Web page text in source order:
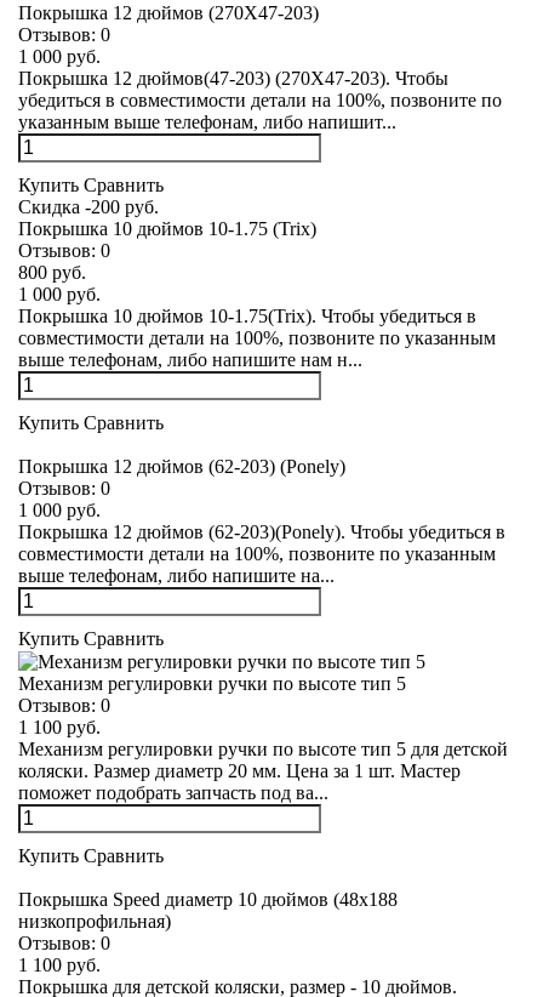
Покрышка 12 дюймов (270Х47-203)
Отзывов: 0
1 000 руб.
Покрышка 12 дюймов(47-203) (270Х47-203). Чтобы
убедиться в совместимости детали на 100%, позвоните по
указанным выше телефонам, либо напишит...
Купить Сравнить
Скидка -200 руб.
Покрышка 10 дюймов 10-1.75 (Trix)
Отзывов: 0
800 руб.
1 000 руб.
Покрышка 10 дюймов 10-1.75(Trix). Чтобы убедиться в
совместимости детали на 100%, позвоните по указанным
выше телефонам, либо напишите нам н...
Купить Сравнить
Покрышка 12 дюймов (62-203) (Ponely)
Отзывов: 0
1 000 руб.
Покрышка 12 дюймов (62-203)(Ponely). Чтобы убедиться в
совместимости детали на 100%, позвоните по указанным
выше телефонам, либо напишите на...
Купить Сравнить
Механизм регулировки ручки по высоте тип 5
Отзывов: 0
1 100 руб.
Механизм регулировки ручки по высоте тип 5 для детской
коляски. Размер диаметр 20 мм. Цена за 1 шт. Мастер
поможет подобрать запчасть под ва...
Купить Сравнить
Покрышка Speed диаметр 10 дюймов (48х188
низкопрофильная)
Отзывов: 0
1 100 руб.
Покрышка для детской коляски, размер - 10 дюймов.